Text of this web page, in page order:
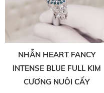
NHẪN HEART FANCY
INTENSE BLUE FULL KIM
CƯƠNG NUÔI CẤY